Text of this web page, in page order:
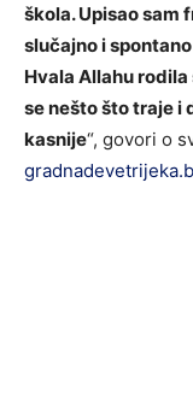
škola. Upisao sam
slučajno i
Hvala Allahu
se nešto što traje i
kasnije“, govori o